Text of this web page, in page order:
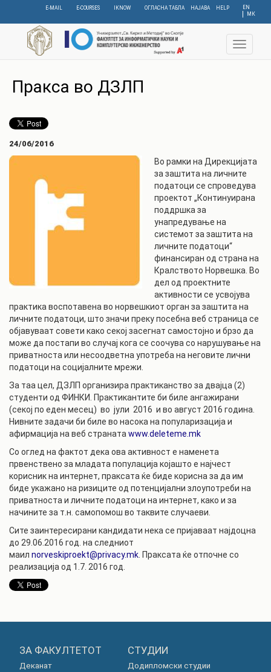
content
EN
МК
E-MAIL E-COURSES IKNOW ОГЛАСНА ТАБЛА НАЈАВА HELP
Toggle
Пракса во ДЗЛП
24/06/2016
Во рамки на Дирекцијата
за заштита на личните
податоци се спроведува
проектот „Континуирана
поддршка за
унапредување на
системот за заштита на
личните податоци“
финансиран од страна на
Кралството Норвешка. Во
дел од проектните
активности се усвојува
практика воспотавена во норвешкиот орган за заштита на
личните податоци, што значи преку посебна веб страница се
објавуваат совети како секој засегнат самостојно и брзо да
може да постапи во случај кога се соочува со нарушување на
приватноста или несоодветна употреба на неговите лични
податоци на социјалните мрежи.
За таа цел, ДЗЛП организира практиканство за двајца (2)
студенти од ФИНКИ. Практикантите би биле ангажирани
(секој по еден месец) во јули 2016 и во август 2016 година.
Нивните задачи би биле во насока на популаризација и
афирмација на веб страната www.deleteme.mk
Со оглед на фактот дека ова активност е наменета
првенствено за младата популација којашто е најчест
корисник на интернет, праксата ќе биде корисна за да им
биде укажано на ризиците од потенцијални злоупотреби на
приватноста и личните податоци на интернет, како и за
начините за т.н. самопомош во таквите случаеви.
Сите заинтересирани кандидати нека се пријаваат најдоцна
до 29.06.2016 год. на следниот
маил norveskiproekt@privacy.mk . Праксата ќе отпочне со
реализација од 1.7. 2016 год.
ЗА ФАКУЛТЕТОТ
Деканат
СТУДИИ
Додипломски студии